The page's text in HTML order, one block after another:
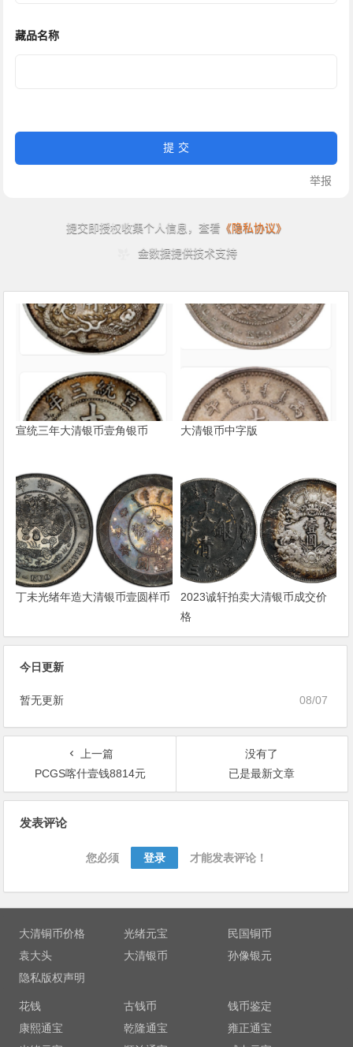
宣统三年大清银币壹角银币 大清银币中字版
丁未光绪年造大清银币壹圆样币
2023诚轩拍卖大清银币成交价
格
今日更新
08/07
暂无更新
上一篇
PCGS喀什壹钱8814元
没有了
已是最新文章
发表评论
您必须 登录 才能发表评论！
大清铜币价格 光绪元宝
民国铜币
袁大头
大清银币
孙像银元
隐私版权声明
花钱 古钱币
钱币鉴定
康熙通宝
乾隆通宝
雍正通宝